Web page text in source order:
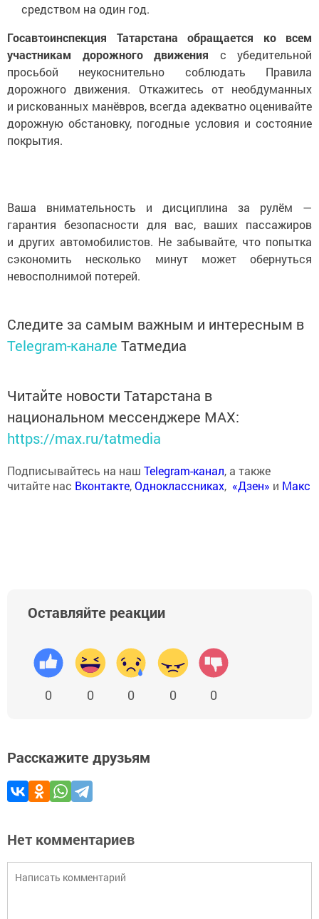
средством на один год.
Госавтоинспекция Татарстана обращается ко всем
участникам дорожного движения с убедительной
просьбой неукоснительно соблюдать Правила
дорожного движения. Откажитесь от необдуманных
и рискованных манёвров, всегда адекватно оценивайте
дорожную обстановку, погодные условия и состояние
покрытия.
Ваша внимательность и дисциплина за рулём —
гарантия безопасности для вас, ваших пассажиров
и других автомобилистов. Не забывайте, что попытка
сэкономить несколько минут может обернуться
невосполнимой потерей.
Следите за самым важным и интересным в
Telegram-канале Татмедиа
Читайте новости Татарстана в
национальном мессенджере MАХ:
https://max.ru/tatmedia
Подписывайтесь на наш Telegram-канал, а также
читайте нас Вконтакте,Одноклассниках, «Дзен» и Макс
Оставляйте реакции
0 0 0 0 0
Расскажите друзьям
Нет комментариев